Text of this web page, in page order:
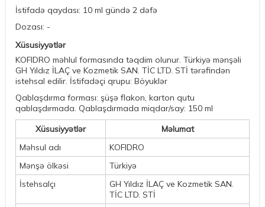
İstifadə qaydası: 10 ml gündə 2 dəfə
Dozası: -
Xüsusiyyətlər
KOFIDRO məhlul formasında təqdim olunur. Türkiyə mənşəli
GH Yıldız İLAÇ ve Kozmetik SAN. TİC LTD. STİ tərəfindən
istehsal edilir. İstifadəçi qrupu: Böyuklər
Qablaşdırma forması: şüşə flakon, karton qutu
qablaşdırmada. Qablaşdırmada miqdar/say: 150 ml
Xüsusiyyətlər
Məlumat
Məhsul adı
KOFIDRO
Mənşə ölkəsi
Türkiyə
İstehsalçı
GH Yıldız İLAÇ ve Kozmetik SAN.
TİC LTD. STİ